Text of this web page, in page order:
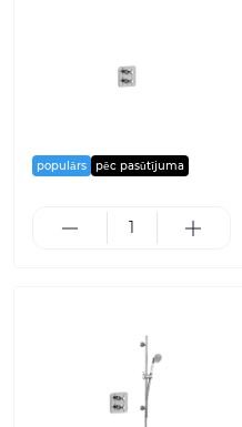
populārs pēc pasūtījuma